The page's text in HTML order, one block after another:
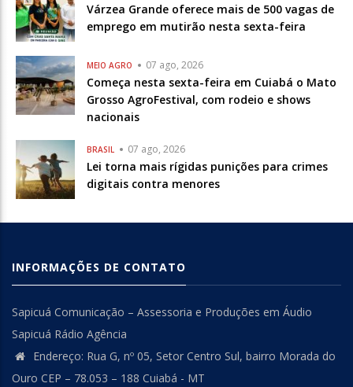
Várzea Grande oferece mais de 500 vagas de
emprego em mutirão nesta sexta-feira
MEIO AGRO 07 ago, 2026
Começa nesta sexta-feira em Cuiabá o Mato
Grosso AgroFestival, com rodeio e shows
nacionais
BRASIL 07 ago, 2026
Lei torna mais rígidas punições para crimes
digitais contra menores
INFORMAÇÕES DE CONTATO
Sapicuá Comunicação – Assessoria e Produções em Áudio
Sapicuá Rádio Agência
Endereço: Rua G, nº 05, Setor Centro Sul, bairro Morada do
Ouro CEP – 78.053 – 188 Cuiabá - MT